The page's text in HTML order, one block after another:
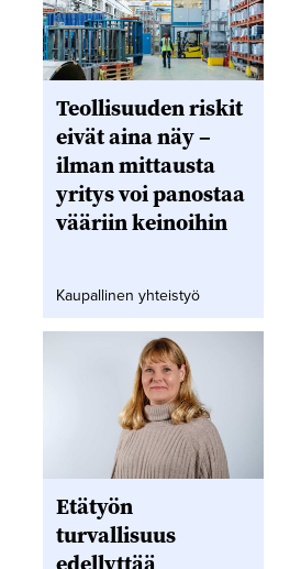
Teollisuuden riskit
eivät aina näy –
ilman mittausta
yritys voi panostaa
vääriin keinoihin
Kaupallinen yhteistyö
Etätyön
turvallisuus